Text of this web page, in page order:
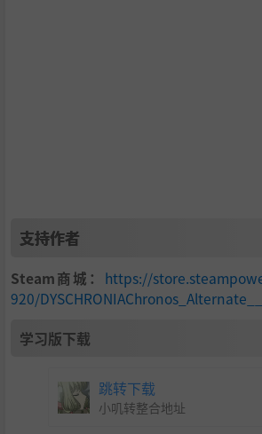
支持作者
Steam商城： https://
920/
学习版下载
跳转下载
小叽转整合地址